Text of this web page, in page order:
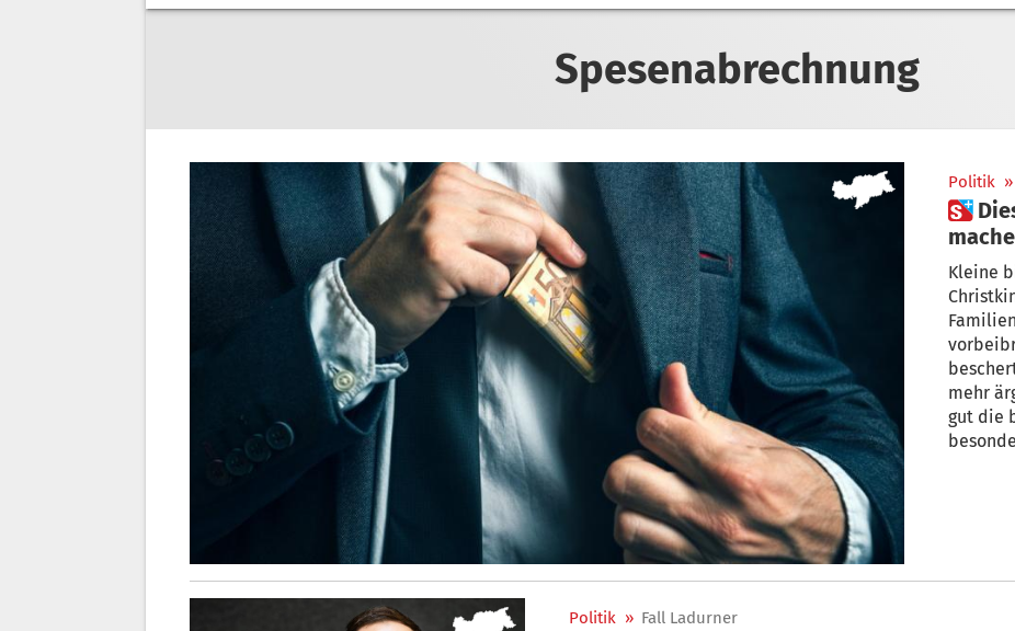
Spesenabrechnung
Politik »
 Dieses Weihnachtsgeschenk
in
Kleine
Christkind
beschert ein karges Weihnachten.
mehr
gut die
Politik » Fall Ladurner